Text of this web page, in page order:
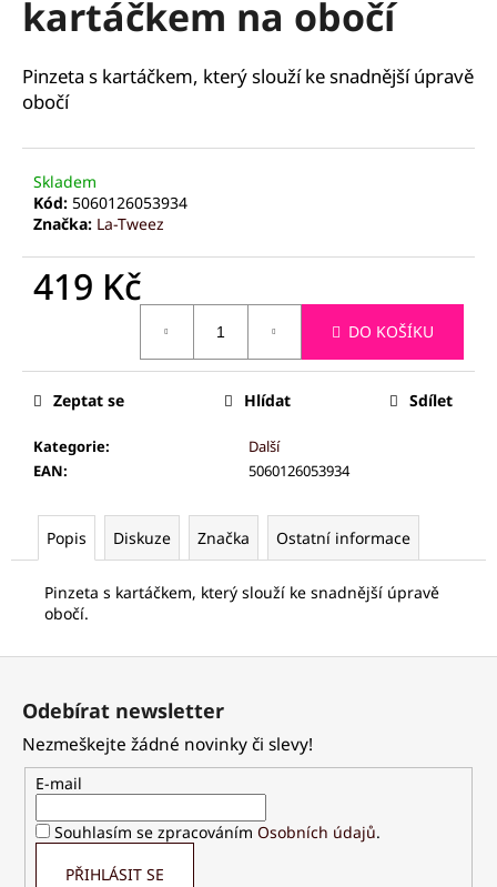
kartáčkem na obočí
Pinzeta s kartáčkem, který slouží ke snadnější úpravě
obočí
Skladem
Kód: 5060126053934
Značka: La-Tweez
419 Kč
DO KOŠÍKU
Kategorie:
Další
EAN: 5060126053934
Zeptat se Hlídat Sdílet
Popis Diskuze Značka Ostatní informace
Pinzeta s kartáčkem, který slouží ke snadnější úpravě
obočí.
a
í
t
?
HLEDAT
o
p
u
CESTOVNÍ
KOSMETICKÁ
SADA
S
DÁVKOVAČI
7KS
125
Kč
Z
Odebírat newsletter
Nezmeškejte žádné novinky či slevy!
E-mail
Souhlasím se zpracováním Osobních údajů.
PŘIHLÁSIT SE